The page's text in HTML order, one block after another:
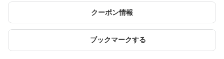
クーポン情報
ブックマークする